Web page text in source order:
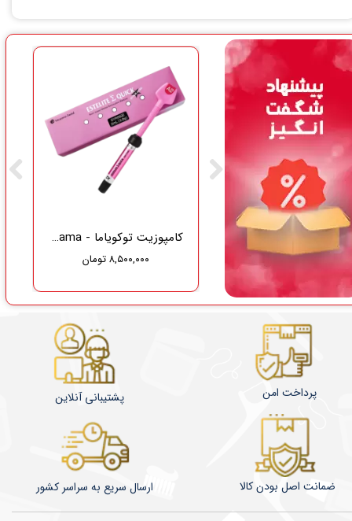
کامپوزیت توکویاما - Tokuyama
۸,۵۰۰,۰۰۰ تومان
گاز دندانپزشکی نفیس طب سلامت
۳۷۵,۰۰۰ تومان
​​​​ارسال سریع به سراسر کشور ضمانت اصل بودن کالا
پشتیبانی آنلاین پرداخت امن